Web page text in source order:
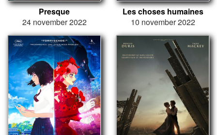
Presque
24 november 2022
Les choses humaines
10 november 2022